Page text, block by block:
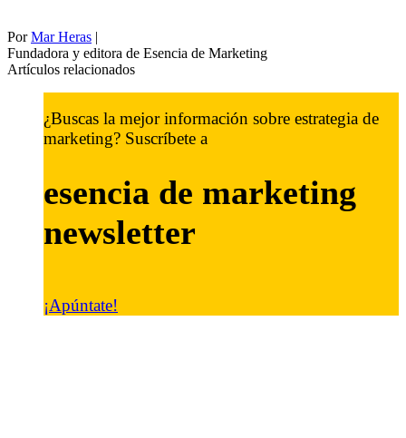
PorMar Heras |
Fundadora y editora de Esencia de Marketing
Artículos relacionados
¿Buscas la mejor información sobre estrategia de
marketing? Suscríbete a
esencia de marketing
newsletter
¡Apúntate!